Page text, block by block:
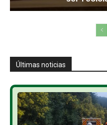
Últimas noticias